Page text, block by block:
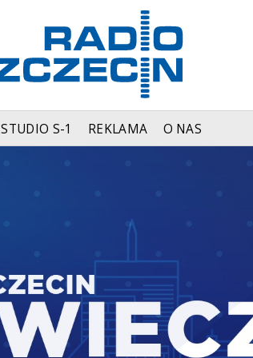
STUDIO S-1 REKLAMA O NAS